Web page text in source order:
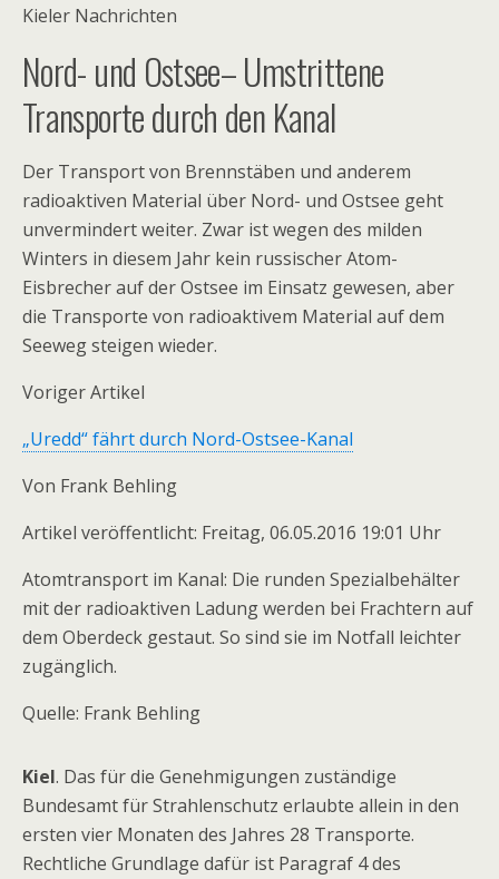
Kieler Nachrichten
Nord- und Ostsee– Umstrittene
Transporte durch den Kanal
Der Transport von Brennstäben und anderem
radioaktiven Material über Nord- und Ostsee geht
unvermindert weiter. Zwar ist wegen des milden
Winters in diesem Jahr kein russischer Atom-
Eisbrecher auf der Ostsee im Einsatz gewesen, aber
die Transporte von radioaktivem Material auf dem
Seeweg steigen wieder.
Voriger Artikel
„Uredd“ fährt durch Nord-Ostsee-Kanal
Von Frank Behling
Artikel veröffentlicht: Freitag, 06.05.2016 19:01 Uhr
Atomtransport im Kanal: Die runden Spezialbehälter
mit der radioaktiven Ladung werden bei Frachtern auf
dem Oberdeck gestaut. So sind sie im Notfall leichter
zugänglich.
Quelle: Frank Behling
Kiel. Das für die Genehmigungen zuständige
Bundesamt für Strahlenschutz erlaubte allein in den
ersten vier Monaten des Jahres 28 Transporte.
Rechtliche Grundlage dafür ist Paragraf 4 des